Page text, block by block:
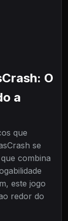
O
a
que
se
combina
este jogo
redor do